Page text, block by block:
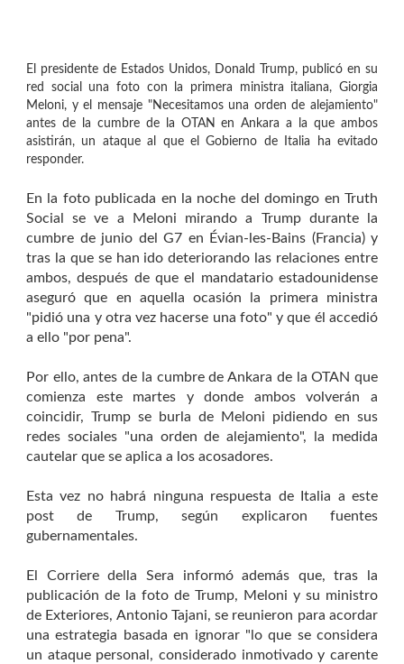
El presidente de Estados Unidos, Donald Trump, publicó en su
red social una foto con la primera ministra italiana, Giorgia
Meloni, y el mensaje "Necesitamos una orden de alejamiento"
antes de la cumbre de la OTAN en Ankara a la que ambos
asistirán, un ataque al que el Gobierno de Italia ha evitado
responder.
En la foto publicada en la noche del domingo en Truth
Social se ve a Meloni mirando a Trump durante la
cumbre de junio del G7 en Évian-les-Bains (Francia) y
tras la que se han ido deteriorando las relaciones entre
ambos, después de que el mandatario estadounidense
aseguró que en aquella ocasión la primera ministra
"pidió una y otra vez hacerse una foto" y que él accedió
a ello "por pena".
Por ello, antes de la cumbre de Ankara de la OTAN que
comienza este martes y donde ambos volverán a
coincidir, Trump se burla de Meloni pidiendo en sus
redes sociales "una orden de alejamiento", la medida
cautelar que se aplica a los acosadores.
Esta vez no habrá ninguna respuesta de Italia a este
post de Trump, según explicaron fuentes
gubernamentales.
El Corriere della Sera informó además que, tras la
publicación de la foto de Trump, Meloni y su ministro
de Exteriores, Antonio Tajani, se reunieron para acordar
una estrategia basada en ignorar "lo que se considera
un ataque personal, considerado inmotivado y carente